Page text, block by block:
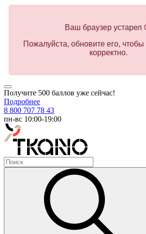
Ваш браузер устарел
Пожалуйста, обновите его, чтобы
корректно.
Получите 500 баллов уже сейчас!
Подробнее
8 800 707 78 43
пн-вс 10:00-19:00